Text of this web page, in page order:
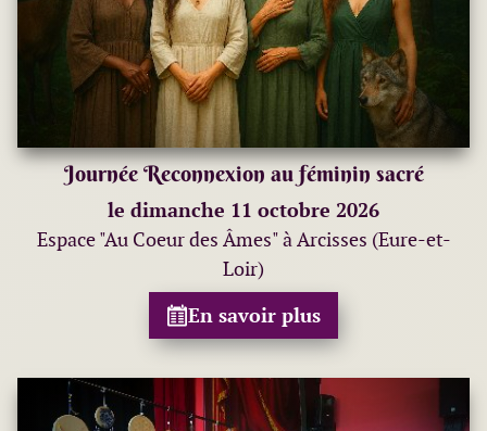
Journée Reconnexion au féminin sacré
le dimanche 11 octobre 2026
Espace "Au Coeur des Âmes" à Arcisses (Eure-et-
Loir)
En savoir plus